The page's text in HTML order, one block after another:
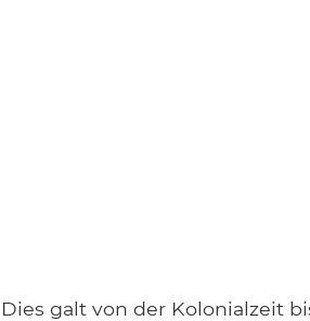
Dies galt von der Kolonialzeit